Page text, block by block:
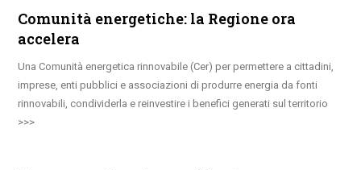
Comunità energetiche: la Regione ora
accelera
Una Comunità energetica rinnovabile (Cer) per permettere a cittadini,
imprese, enti pubblici e associazioni di produrre energia da fonti
rinnovabili, condividerla e reinvestire i benefici generati sul territorio